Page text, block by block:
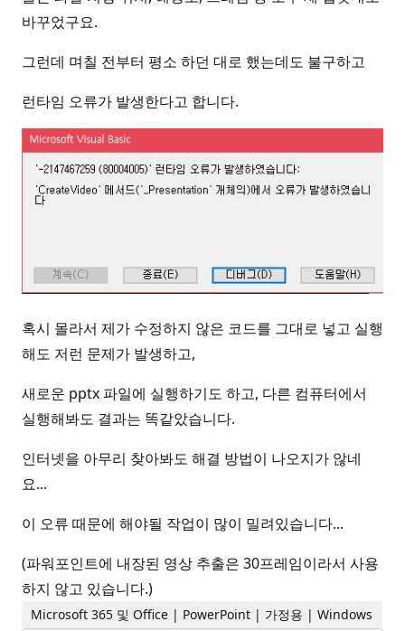
바꾸었구요.
그런데 며칠 전부터 평소 하던 대로 했는데도 불구하고
런타임 오류가 발생한다고 합니다.
혹시 몰라서 제가 수정하지 않은 코드를 그대로 넣고 실행
해도 저런 문제가 발생하고,
새로운 pptx 파일에 실행하기도 하고, 다른 컴퓨터에서
실행해봐도 결과는 똑같았습니다.
인터넷을 아무리 찾아봐도 해결 방법이 나오지가 않네
요...
이 오류 때문에 해야될 작업이 많이 밀려있습니다...
(파워포인트에 내장된 영상 추출은 30프레임이라서 사용
하지 않고 있습니다.)
Microsoft 365 및 Office | PowerPoint | 가정용 | Windows